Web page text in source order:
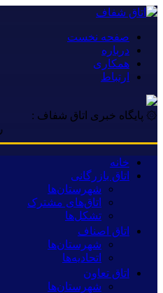
صفحه نخست
درباره
همکاری
ارتباط
۞ پایگاه خبری اتاق شفاف :
روشن
خانه
اتاق بازرگانی
شهرستان‌ها
اتاق‌های مشترک
تشکل‌ها
اتاق اصناف
شهرستان‌ها
اتحادیه‌ها
اتاق تعاون
شهرستان‌ها